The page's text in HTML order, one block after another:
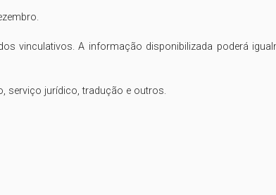
vinculativos. A informação disponibilizada poderá
serviço jurídico, tradução e outros.